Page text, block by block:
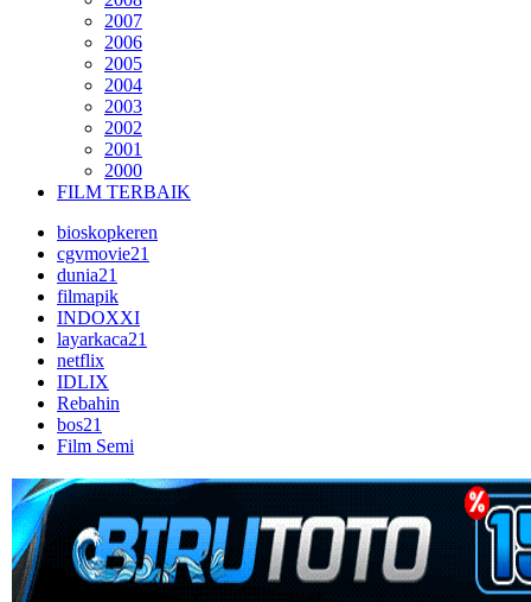
2007
2006
2005
2004
2003
2002
2001
2000
FILM TERBAIK
bioskopkeren
cgvmovie21
dunia21
filmapik
INDOXXI
layarkaca21
netflix
IDLIX
Rebahin
bos21
Film Semi